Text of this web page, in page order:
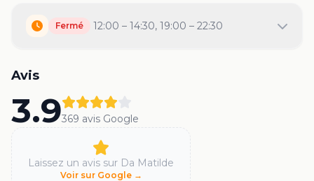
Fermé 12:00 – 14:30, 19:00 – 22:30
Avis
3.9369 avis Google
Laissez un avis sur Da Matilde
Voir sur Google →